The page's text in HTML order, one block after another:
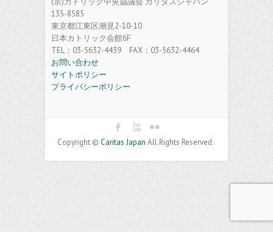
135-8585
東京都江東区潮見2-10-10
日本カトリック会館6F
TEL：03-5632-4439 FAX：03-5632-4464
お問い合わせ
サイトポリシー
プライバシーポリシー
Copyright © Caritas Japan All Rights Reserved.